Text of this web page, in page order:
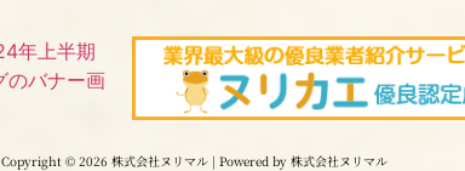
Copyright © 2026 株式会社ヌリマル | Powered by 株式会社ヌリマル